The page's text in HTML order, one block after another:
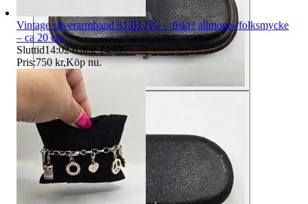
Vintage silverarmband 813H HG – fiskt? allmoge-/folksmycke
– ca 20 cm
Sluttid14:02 6 aug 14:02.
Pris:750 kr,Köp nu.